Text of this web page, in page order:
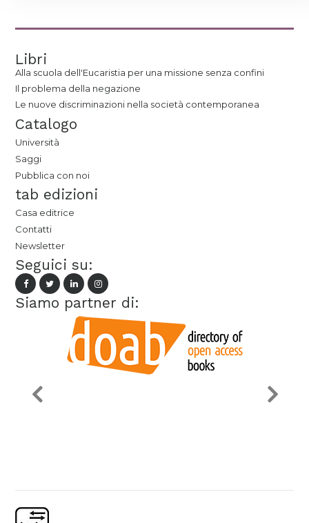
Libri
Alla scuola dell'Eucaristia per una missione senza confini
Il problema della negazione
Le nuove discriminazioni nella società contemporanea
Catalogo
Università
Saggi
Pubblica con noi
tab edizioni
Casa editrice
Contatti
Newsletter
Seguici su:
Siamo partner di: